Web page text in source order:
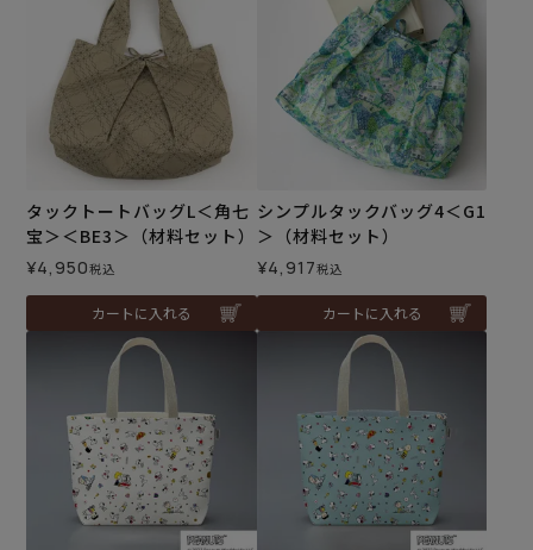
タックトートバッグL＜角七
宝＞＜BE3＞（材料セット）
¥4,950税込
カートに入れる
シンプルタックバッグ4＜G1
＞（材料セット）
¥4,917税込
カートに入れる